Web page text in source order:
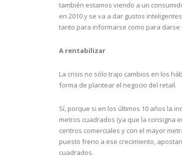
también estamos viendo a un
en 2010 y se va a dar gustos
tanto para informarse como para darse
A rentabilizar
La crisis no sólo trajo cambios en los
forma de plantear el negocio del retail.
Sí, porque si en los últimos 10 años la
metros cuadrados (ya que la consigna
centros comerciales y con el mayor
puesto freno a ese crecimiento,
cuadrados.